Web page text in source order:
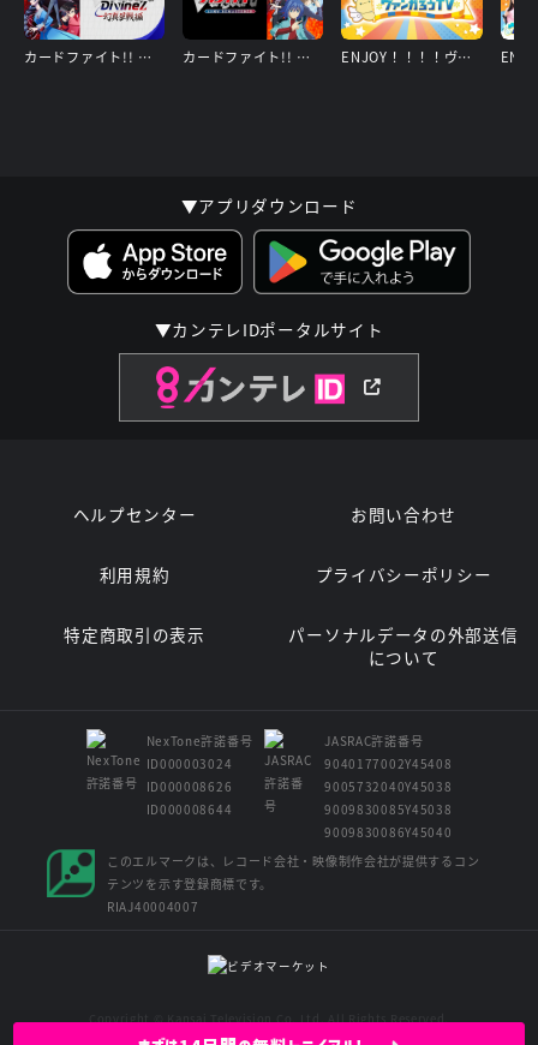
カードファイト!! ヴァンガード Divinez 幻真星戦編 カードファイト!! ヴァンガード 15周年リマスター ENJOY！！！！ヴァンガろうTV
▼アプリダウンロード
▼カンテレIDポータルサイト
ヘルプセンター お問い合わせ
利用規約 プライバシーポリシー
特定商取引の表示
パーソナルデータの外部送信
について
NexTone許諾番号
ID000003024
ID000008626
ID000008644
JASRAC許諾番号
9040177002Y45408
9005732040Y45038
9009830085Y45038
9009830086Y45040
このエルマークは、レコード会社・映像制作会社が提供するコン
テンツを示す登録商標です。
RIAJ40004007
Copyright © Kansai Television Co. Ltd. All Rights Reserved.